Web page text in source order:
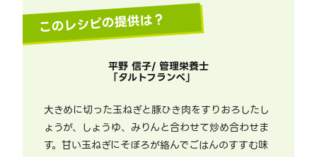
このレシピの提供は？
平野 信子/ 管理栄養士
「タルトフランベ」
大きめに切った玉ねぎと豚ひき肉をすりおろしたし
ょうが、しょうゆ、みりんと合わせて炒め合わせま
す。甘い玉ねぎにそぼろが絡んでごはんのすすむ味